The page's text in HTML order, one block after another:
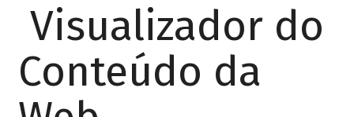
Visualizador do
Conteúdo da